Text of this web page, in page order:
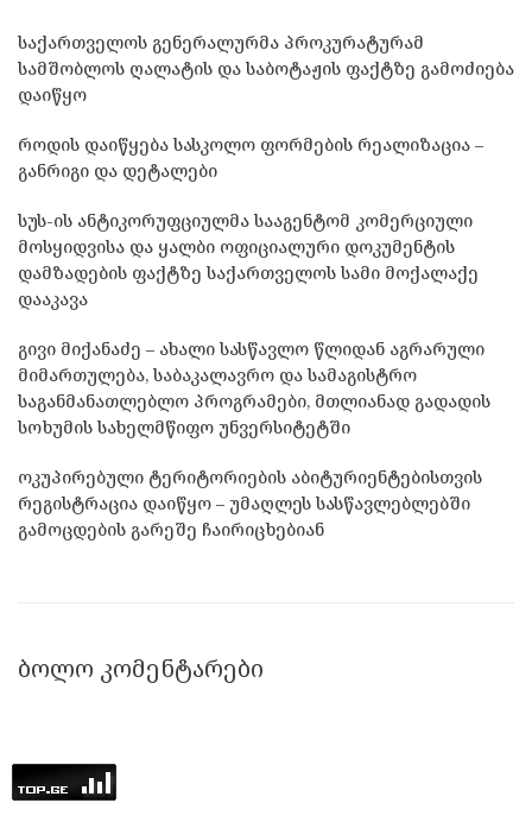
საქართველოს გენერალურმა პროკურატურამ
სამშობლოს ღალატის და საბოტაჟის ფაქტზე გამოძიება
დაიწყო
როდის დაიწყება სასკოლო ფორმების რეალიზაცია –
განრიგი და დეტალები
სუს-ის ანტიკორუფციულმა სააგენტომ კომერციული
მოსყიდვისა და ყალბი ოფიციალური დოკუმენტის
დამზადების ფაქტზე საქართველოს სამი მოქალაქე
დააკავა
გივი მიქანაძე – ახალი სასწავლო წლიდან აგრარული
მიმართულება, საბაკალავრო და სამაგისტრო
საგანმანათლებლო პროგრამები, მთლიანად გადადის
სოხუმის სახელმწიფო უნვერსიტეტში
ოკუპირებული ტერიტორიების აბიტურიენტებისთვის
რეგისტრაცია დაიწყო – უმაღლეს სასწავლებლებში
გამოცდების გარეშე ჩაირიცხებიან
ᲑᲝᲚᲝ ᲙᲝᲛᲔᲜᲢᲐᲠᲔᲑᲘ